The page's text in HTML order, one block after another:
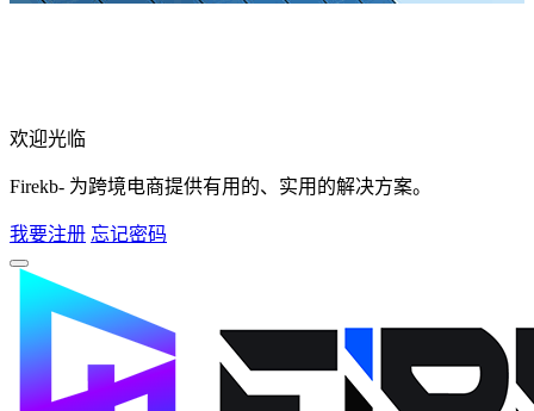
欢迎光临
Firekb- 为跨境电商提供有用的、实用的解决方案。
我要注册 忘记密码